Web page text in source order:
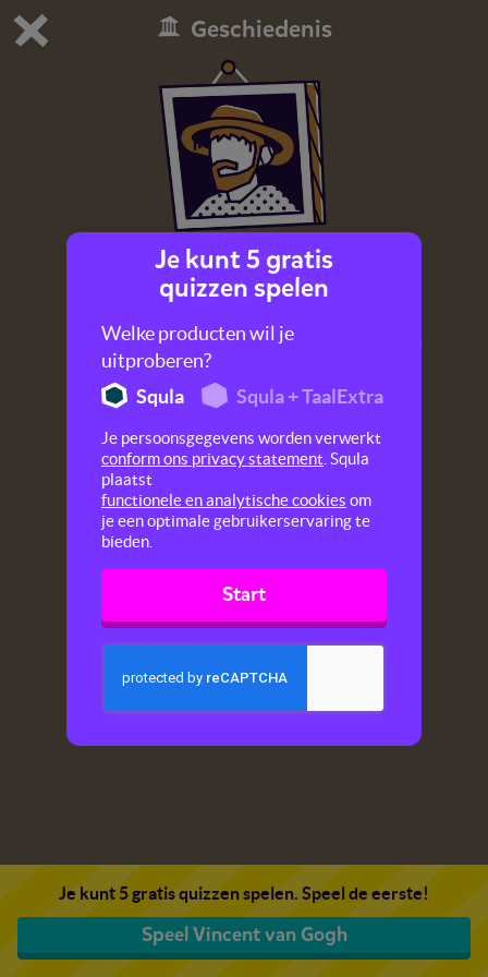
Dit is de gratis demo van Squla.
Bestel nu
0 1
Geschiedenis
Vincent van Gogh
Vincent van Gogh is één van de beroemdste,
Nederlandse kunstschilders. Wat weet jij over
Je kunt 5 gratis quizzen spelen. Speel de eerste!
Speel Vincent van Gogh
Je kunt 5 gratis
quizzen spelen
Welke producten wil je
uitproberen?
Squla
Squla + TaalExtra
Je persoonsgegevens worden verwerkt
conform ons privacy statement . Squla
plaatst
functionele en analytische cookies om
je een optimale gebruikerservaring te
bieden.
Start